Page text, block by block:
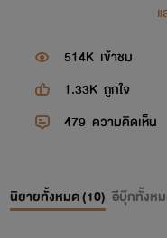
514K เข้าชม
1.33K ถูกใจ
479 ความคิดเห็น
นิยายทั้งหมด (10) อีบุ๊กทั้งห